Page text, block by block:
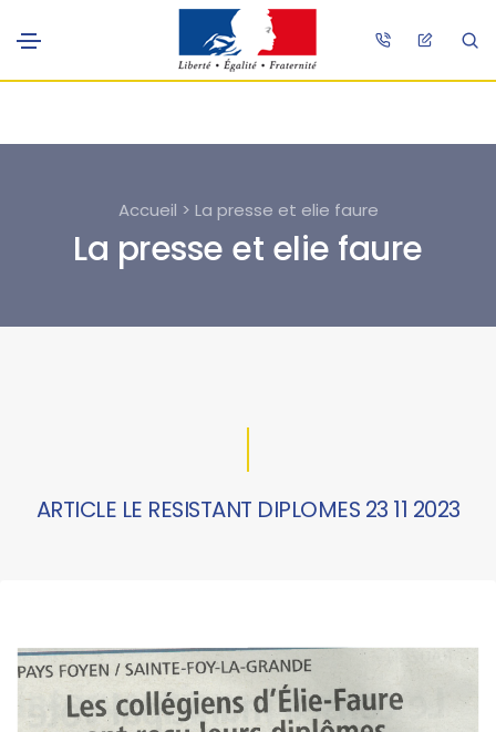
Accueil > La presse et elie faure
La presse et elie faure
ARTICLE LE RESISTANT DIPLOMES 23 11 2023